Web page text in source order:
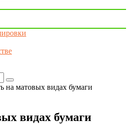
на матовых видах бумаги
видах бумаги